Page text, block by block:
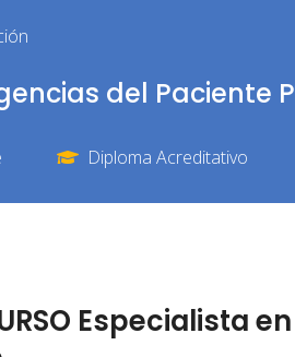
del Paciente
Diploma Acreditativo
Especialista